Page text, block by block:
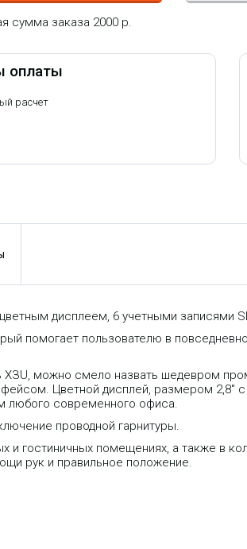
сумма заказа 2000 р.
оплаты
расчет
дисплеем, 6 учетными записями
помогает пользователю в
ХЗU, можно смело назвать шедевром
Цветной дисплей, размером
любого современного офиса.
проводной гарнитуры.
гостиничных помещениях, а также в
рук и правильное положение.